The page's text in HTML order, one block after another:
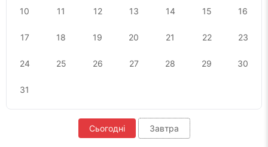
10 11 12 13 14 15 16
17 18 19 20 21 22 23
24 25 26 27 28 29 30
31
Сьогодні Завтра